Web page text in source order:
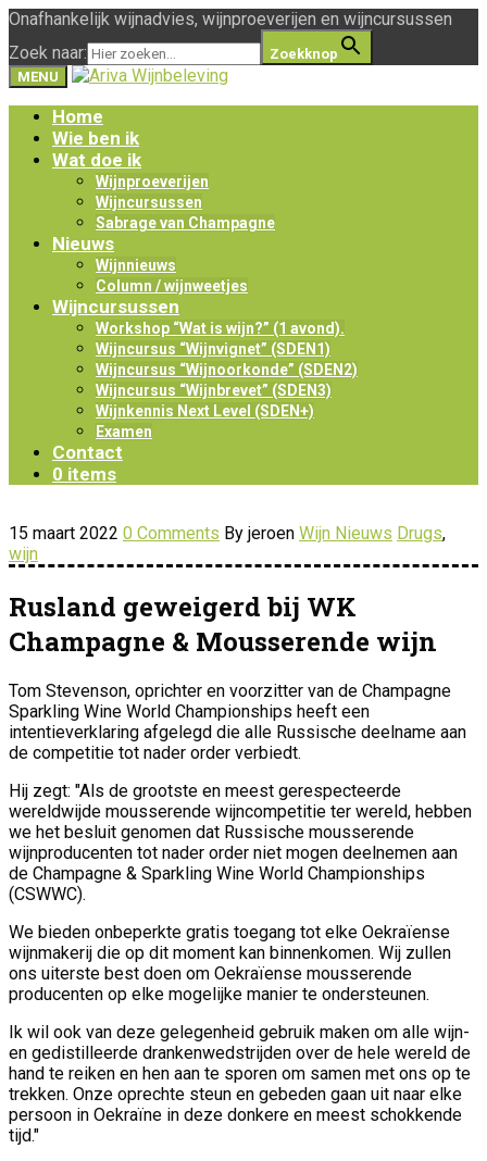
Onafhankelijk wijnadvies, wijnproeverijen en wijncursussen
Zoek naar:
Zoekknop
MENU
Home
Wie ben ik
Wat doe ik
Wijnproeverijen
Wijncursussen
Sabrage van Champagne
Nieuws
Wijnnieuws
Column / wijnweetjes
Wijncursussen
Workshop “Wat is wijn?” (1 avond).
Wijncursus “Wijnvignet” (SDEN1)
Wijncursus “Wijnoorkonde” (SDEN2)
Wijncursus “Wijnbrevet” (SDEN3)
Wijnkennis Next Level (SDEN+)
Examen
Contact
0 items
15 maart 2022 0 Comments By jeroen Wijn Nieuws Drugs,
wijn
Rusland geweigerd bij WK
Champagne & Mousserende wijn
Tom Stevenson, oprichter en voorzitter van de Champagne
Sparkling Wine World Championships heeft een
intentieverklaring afgelegd die alle Russische deelname aan
de competitie tot nader order verbiedt.
Hij zegt: "Als de grootste en meest gerespecteerde
wereldwijde mousserende wijncompetitie ter wereld, hebben
we het besluit genomen dat Russische mousserende
wijnproducenten tot nader order niet mogen deelnemen aan
de Champagne & Sparkling Wine World Championships
(CSWWC).
We bieden onbeperkte gratis toegang tot elke Oekraïense
wijnmakerij die op dit moment kan binnenkomen. Wij zullen
ons uiterste best doen om Oekraïense mousserende
producenten op elke mogelijke manier te ondersteunen.
Ik wil ook van deze gelegenheid gebruik maken om alle wijn-
en gedistilleerde drankenwedstrijden over de hele wereld de
hand te reiken en hen aan te sporen om samen met ons op te
trekken. Onze oprechte steun en gebeden gaan uit naar elke
persoon in Oekraïne in deze donkere en meest schokkende
tijd."